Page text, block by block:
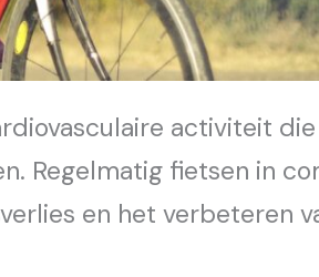
activiteit
Regelmatig fietsen in
en het verbeteren